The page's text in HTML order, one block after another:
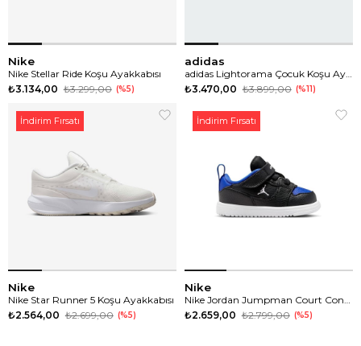
Nike
Nike Stellar Ride Koşu Ayakkabısı
₺3.134,00 ₺3.299,00 %5
adidas
₺3.470,00 ₺3.899,00 %11
Nike
Nike Star Runner 5 Koşu Ayakkabısı
₺2.564,00 ₺2.699,00 %5
İndirim Fırsatı
Nike
₺2.659,00 ₺2.799,00 %5
İndirim Fırsatı